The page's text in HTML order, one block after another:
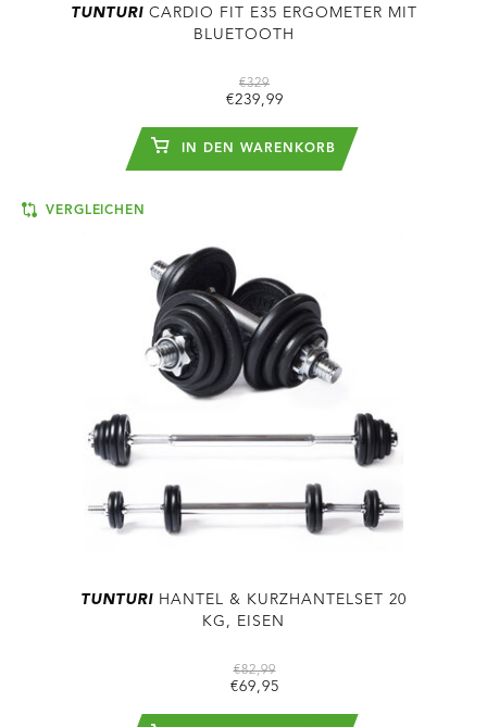
TUNTURICARDIO FIT E35 ERGOMETER MIT
BLUETOOTH
€329
€239,99
IN DEN WARENKORB
VERGLEICHEN
TUNTURI HANTEL & KURZHANTELSET 20
KG, EISEN
€82,99
€69,95